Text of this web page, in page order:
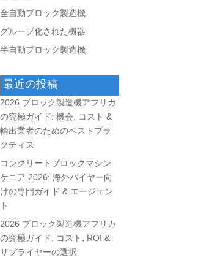
全自動ブロック製造機
グループ化された機器
半自動ブロック製造機
最近の投稿
2026 ブロック製造機アフリカ
の究極ガイド: 機会, コスト &
輸出業者のためのベストプラ
クティス
コンクリートブロックマシン
ケニア 2026: 海外バイヤー向
けの専門ガイド & エージェン
ト
2026 ブロック製造機アフリカ
の究極ガイド: コスト, ROI &
サプライヤーの選択